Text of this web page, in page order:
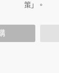
商或連結網站有
聊天室或討論區
策」。